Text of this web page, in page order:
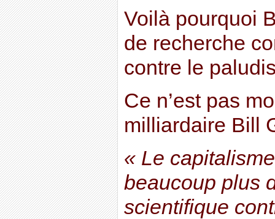
Voilà pourquoi
de recherche
contre le
Ce n’est pas
milliardaire Bill
« Le
beaucoup plus
scientifique